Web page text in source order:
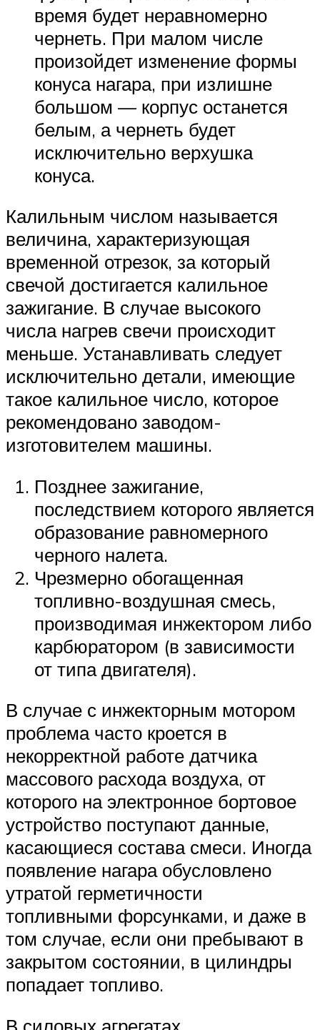
время будет неравномерно
чернеть. При малом числе
произойдет изменение формы
конуса нагара, при излишне
большом — корпус останется
белым, а чернеть будет
исключительно верхушка
конуса.
Калильным числом называется
величина, характеризующая
временной отрезок, за который
свечой достигается калильное
зажигание. В случае высокого
числа нагрев свечи происходит
меньше. Устанавливать следует
исключительно детали, имеющие
такое калильное число, которое
рекомендовано заводом-
изготовителем машины.
Позднее зажигание,
последствием которого является
образование равномерного
черного налета.
Чрезмерно обогащенная
топливно-воздушная смесь,
производимая инжектором либо
карбюратором (в зависимости
от типа двигателя).
В случае с инжекторным мотором
проблема часто кроется в
некорректной работе датчика
массового расхода воздуха, от
которого на электронное бортовое
устройство поступают данные,
касающиеся состава смеси. Иногда
появление нагара обусловлено
утратой герметичности
топливными форсунками, и даже в
том случае, если они пребывают в
закрытом состоянии, в цилиндры
попадает топливо.